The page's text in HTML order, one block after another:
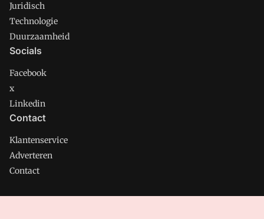
Juridisch
Technologie
Duurzaamheid
Socials
Facebook
x
Linkedin
Contact
Klantenservice
Adverteren
Contact